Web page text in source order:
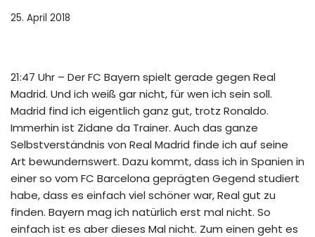
25. April 2018
21:47 Uhr – Der FC Bayern spielt gerade gegen Real
Madrid. Und ich weiß gar nicht, für wen ich sein soll.
Madrid find ich eigentlich ganz gut, trotz Ronaldo.
Immerhin ist Zidane da Trainer. Auch das ganze
Selbstverständnis von Real Madrid finde ich auf seine
Art bewundernswert. Dazu kommt, dass ich in Spanien in
einer so vom FC Barcelona geprägten Gegend studiert
habe, dass es einfach viel schöner war, Real gut zu
finden. Bayern mag ich natürlich erst mal nicht. So
einfach ist es aber dieses Mal nicht. Zum einen geht es